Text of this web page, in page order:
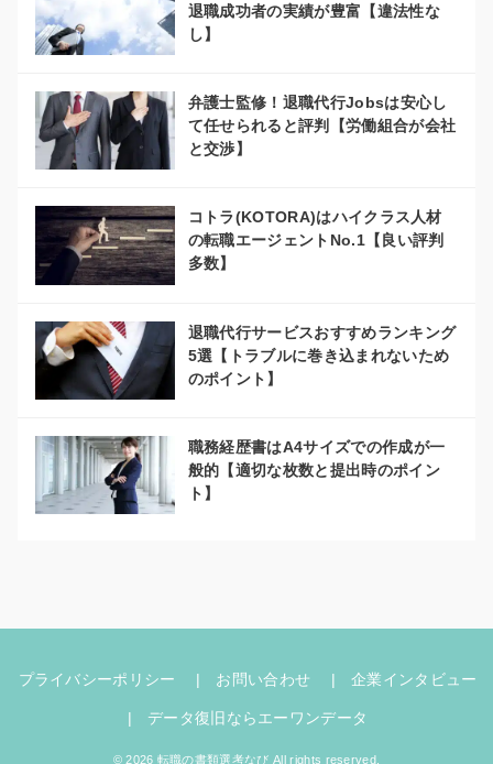
退職成功者の実績が豊富【違法性な
し】
弁護士監修！退職代行Jobsは安心し
て任せられると評判【労働組合が会社
と交渉】
コトラ(KOTORA)はハイクラス人材
の転職エージェントNo.1【良い評判
多数】
退職代行サービスおすすめランキング
5選【トラブルに巻き込まれないため
のポイント】
職務経歴書はA4サイズでの作成が一
般的【適切な枚数と提出時のポイン
ト】
プライバシーポリシー お問い合わせ 企業インタビュー
データ復旧ならエーワンデータ
© 2026 転職の書類選考なび All rights reserved.